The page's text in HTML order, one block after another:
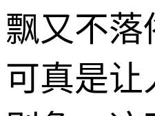
飘又不落
可真是让